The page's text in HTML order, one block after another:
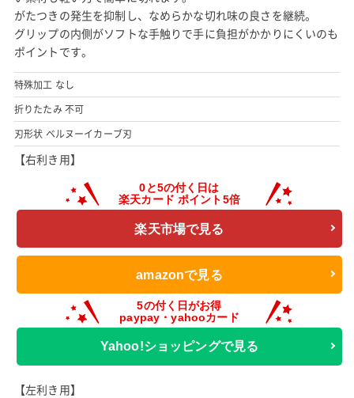
がたつきの発生を抑制し、なめらかな切れ味の良さを継続。
グリップの内側がソフトな手触りで手に負担がかかりにくいのも
ポイントです。
特殊加工 なし
折りたたみ 不可
刃形状 ベルヌーイカーブ刃
【右利き用】
楽天市場で見る
amazonで見る
Yahoo!ショッピングで見る
【左利き用】